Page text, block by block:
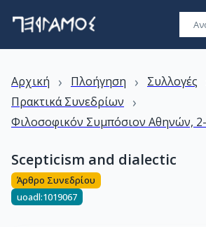
Αρχική › Πλοήγηση › Συλλογές
Πρακτικά Συνεδρίων ›
Φιλοσοφικόν Συμπόσιον Αθηνών,
Scepticism and dialectic
Άρθρο Συνεδρίου
uoadl:1019067